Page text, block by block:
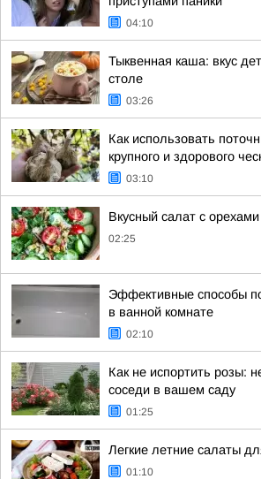
04:10
Тыквенная каша: вкус
столе
03:26
Как использовать
крупного и здорового
03:10
Вкусный салат с орехами
02:25
Эффективные способы
в ванной комнате
02:10
Как не испортить розы:
соседи в вашем саду
01:25
Легкие летние салаты
01:10